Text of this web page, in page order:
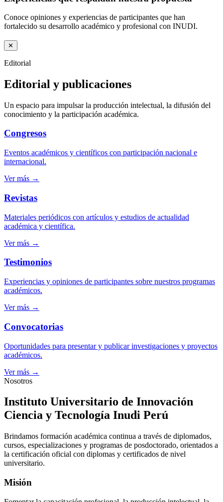
Conoce opiniones y experiencias de participantes que han
fortalecido su desarrollo académico y profesional con INUDI.
✕
Editorial
Editorial y publicaciones
Un espacio para impulsar la producción intelectual, la difusión del
conocimiento y la participación académica.
Congresos
Eventos académicos y científicos con participación nacional e
internacional.
Ver más →
Revistas
Materiales periódicos con artículos y estudios de actualidad
académica y científica.
Ver más →
Testimonios
Experiencias y opiniones de participantes sobre nuestros programas
académicos.
Ver más →
Convocatorias
Oportunidades para presentar y publicar investigaciones y proyectos
académicos.
Ver más →
Nosotros
Instituto Universitario de Innovación
Ciencia y Tecnología Inudi Perú
Brindamos formación académica continua a través de diplomados,
cursos, especializaciones y programas de posdoctorado, orientados a
la certificación oficial con diplomas y certificados de nivel
universitario.
Misión